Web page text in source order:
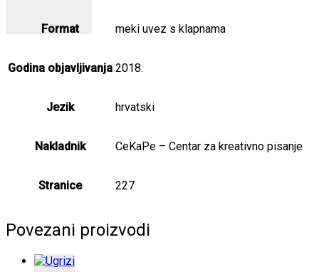
Format meki uvez s klapnama
Godina objavljivanja 2018.
Jezik hrvatski
Nakladnik CeKaPe – Centar za kreativno pisanje
Stranice 227
Povezani proizvodi